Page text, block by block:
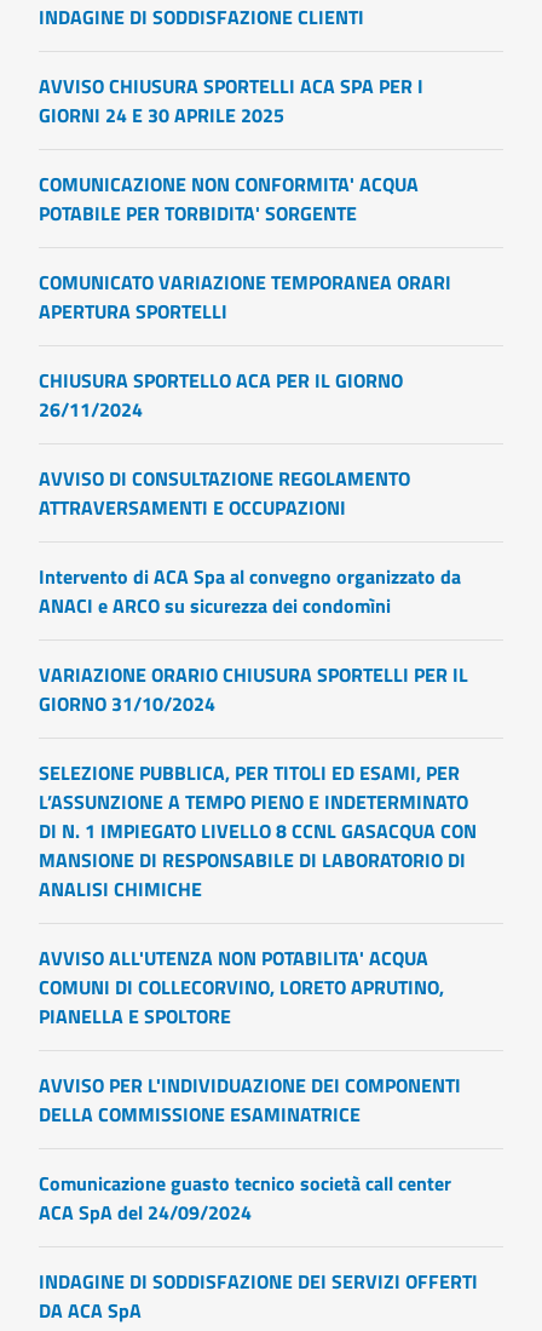
INDAGINE DI SODDISFAZIONE CLIENTI
AVVISO CHIUSURA SPORTELLI ACA SPA PER I
GIORNI 24 E 30 APRILE 2025
COMUNICAZIONE NON CONFORMITA' ACQUA
POTABILE PER TORBIDITA' SORGENTE
COMUNICATO VARIAZIONE TEMPORANEA ORARI
APERTURA SPORTELLI
CHIUSURA SPORTELLO ACA PER IL GIORNO
26/11/2024
AVVISO DI CONSULTAZIONE REGOLAMENTO
ATTRAVERSAMENTI E OCCUPAZIONI
Intervento di ACA Spa al convegno organizzato da
ANACI e ARCO su sicurezza dei condomìni
VARIAZIONE ORARIO CHIUSURA SPORTELLI PER IL
GIORNO 31/10/2024
SELEZIONE PUBBLICA, PER TITOLI ED ESAMI, PER
L’ASSUNZIONE A TEMPO PIENO E INDETERMINATO
DI N. 1 IMPIEGATO LIVELLO 8 CCNL GASACQUA CON
MANSIONE DI RESPONSABILE DI LABORATORIO DI
ANALISI CHIMICHE
AVVISO ALL'UTENZA NON POTABILITA' ACQUA
COMUNI DI COLLECORVINO, LORETO APRUTINO,
PIANELLA E SPOLTORE
AVVISO PER L'INDIVIDUAZIONE DEI COMPONENTI
DELLA COMMISSIONE ESAMINATRICE
Comunicazione guasto tecnico società call center
ACA SpA del 24/09/2024
INDAGINE DI SODDISFAZIONE DEI SERVIZI OFFERTI
DA ACA SpA